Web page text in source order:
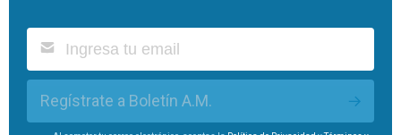
Regístrate a Boletín A.M.